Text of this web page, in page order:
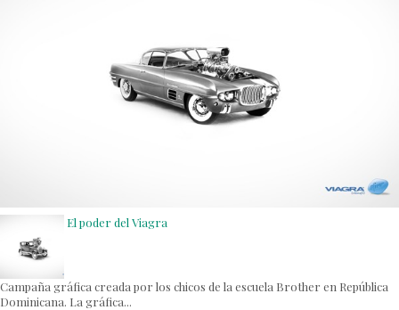
El poder del Viagra
Campaña gráfica creada por los chicos de la escuela Brother en República
Dominicana. La gráfica...